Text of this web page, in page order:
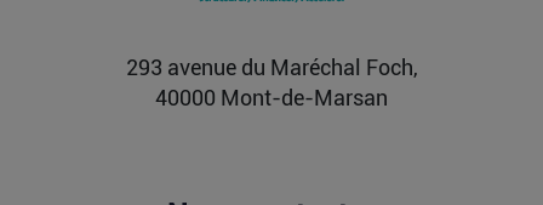
293 avenue du Maréchal Foch,
40000 Mont-de-Marsan